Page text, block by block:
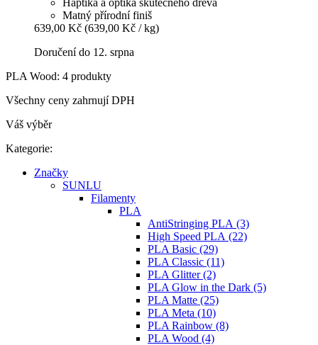
Haptika a optika skutečného dřeva
Matný přírodní finiš
639,00 Kč (639,00 Kč / kg)
Doručení do 12. srpna
PLA Wood: 4 produkty
Všechny ceny zahrnují DPH
Váš výběr
Kategorie:
Značky
SUNLU
Filamenty
PLA
AntiStringing PLA (3)
High Speed PLA (22)
PLA Basic (29)
PLA Classic (11)
PLA Glitter (2)
PLA Glow in the Dark (5)
PLA Matte (25)
PLA Meta (10)
PLA Rainbow (8)
PLA Wood (4)